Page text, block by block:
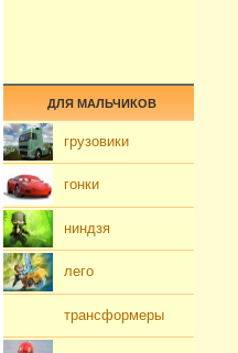
ДЛЯ МАЛЬЧИКОВ
грузовики
гонки
ниндзя
лего
трансформеры